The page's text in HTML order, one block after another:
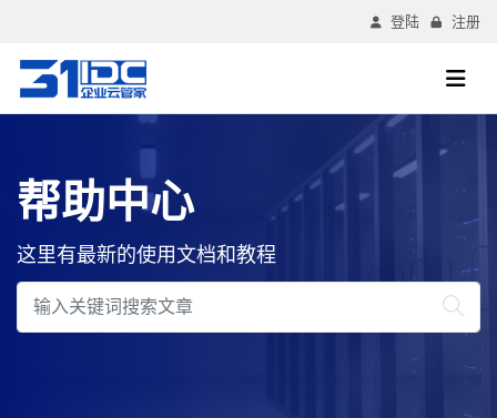
登陆 注册
帮助中心
这里有最新的使用文档和教程